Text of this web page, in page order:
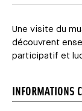
Une visite du
découvrent
participatif et
INFORMATIONS